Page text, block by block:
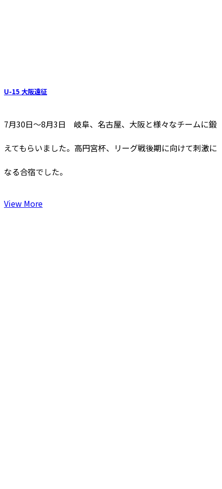
U-15 大阪遠征
7月30日～8月3日 岐阜、名古屋、大阪と様々なチームに鍛
えてもらいました。高円宮杯、リーグ戦後期に向けて刺激に
なる合宿でした。
View More